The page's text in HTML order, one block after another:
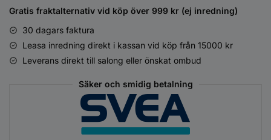
Gratis fraktalternativ vid köp över 999 kr (ej inredning)
30 dagars faktura
Leasa inredning direkt i kassan vid köp från 15000 kr
Leverans direkt till salong eller önskat ombud
Säker och smidig betalning